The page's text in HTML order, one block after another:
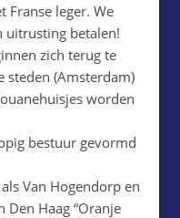
Franse leger. We
uitrusting betalen!
zich terug te
steden (Amsterdam)
worden
bestuur gevormd
Van Hogendorp en
Haag “Oranje